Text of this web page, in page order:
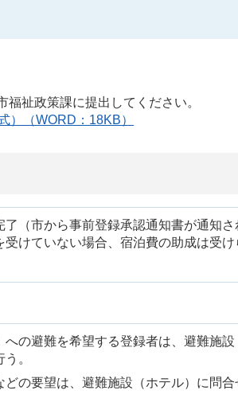
祉政策課に提出してください。
）（WORD：18KB）
（市から事前登録承認通知書が通知さ
けていない場合、宿泊費の助成は受け
への避難を希望する登録者は、避難施設
。
どの要望は、避難施設（ホテル）に問合